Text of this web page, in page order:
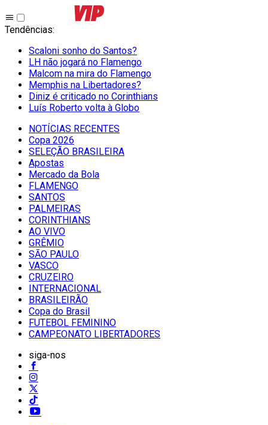
Tendências:
Scaloni sonho do Santos?
LH não jogará no Flamengo
Malcom na mira do Flamengo
Memphis na Libertadores?
Diniz é criticado no Corinthians
Luís Roberto volta à Globo
NOTÍCIAS RECENTES
Copa 2026
SELEÇÃO BRASILEIRA
Apostas
Mercado da Bola
FLAMENGO
SANTOS
PALMEIRAS
CORINTHIANS
AO VIVO
GRÊMIO
SĀO PAULO
VASCO
CRUZEIRO
INTERNACIONAL
BRASILEIRÃO
Copa do Brasil
FUTEBOL FEMININO
CAMPEONATO LIBERTADORES
siga-nos